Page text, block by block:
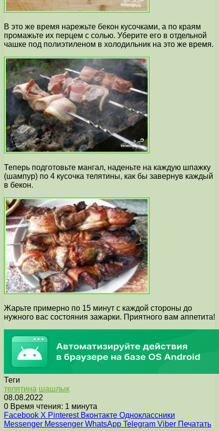
В это же время нарежьте бекон кусочками, а по краям
промажьте их перцем с солью. Уберите его в отдельной
чашке под полиэтиленом в холодильник на это же время.
Теперь подготовьте мангал, наденьте на каждую шпажку
(шампур) по 4 кусочка телятины, как бы завернув каждый
в бекон.
Жарьте примерно по 15 минут с каждой стороны до
нужного вас состояния зажарки. Приятного вам аппетита!
Теги
телятина шашлык
08.08.2022
0 Время чтения: 1 минута
Facebook X Pinterest Вконтакте Одноклассники
Messenger Messenger WhatsApp Telegram Viber Печатать